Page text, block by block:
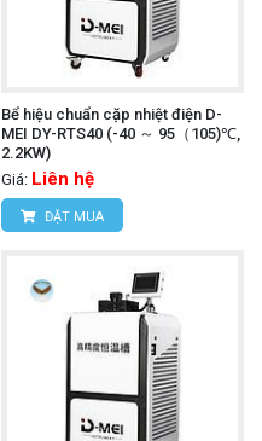
Bể hiệu chuẩn cặp nhiệt điện D-
MEI DY-RTS40 (-40 ～ 95（105)℃,
2.2KW)
Giá: Liên hệ
ĐẶT MUA